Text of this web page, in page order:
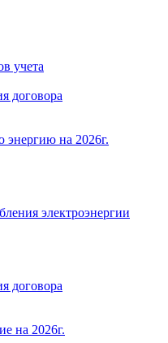
учета
договора
энергию на 2026г.
электроэнергии
договора
на 2026г.